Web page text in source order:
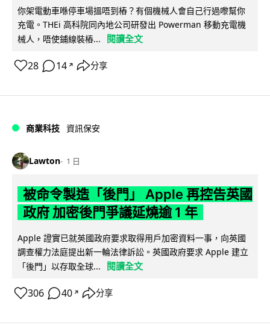
你架電動車喺停車場搵唔到樁？有個機械人會自己行過嚟幫你
充電。THEi 高科院同內地公司研發出 Powerman 移動充電機
械人，唔使鋪線裝樁...
閱讀全文
28 14 ↗ 分享
商業科技 資訊保安
Lawton 1 日
被命令製造「後門」 Apple 再控告英國
政府 加密後門爭議延燒逾 1 年
Apple 證實已就英國政府要求取得用戶加密資料一事，向英國
調查權力法庭提出新一輪法律訴訟。英國政府要求 Apple 建立
「後門」以存取全球...
閱讀全文
306 40 ↗ 分享